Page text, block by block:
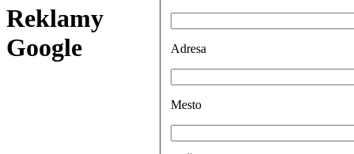
Reklamy
Google
Adresa
Mesto